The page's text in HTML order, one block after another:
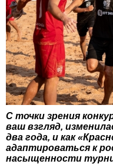
С точки зрения
ваш взгляд,
два года, и как
адаптироваться к
насыщенности